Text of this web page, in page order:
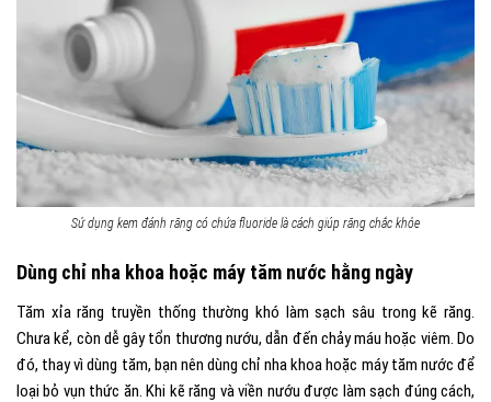
Sử dụng kem đánh răng có chứa fluoride là cách giúp răng chắc khỏe
Dùng chỉ nha khoa hoặc máy tăm nước hằng ngày
Tăm xỉa răng truyền thống thường khó làm sạch sâu trong kẽ răng.
Chưa kể, còn dễ gây tổn thương nướu, dẫn đến chảy máu hoặc viêm. Do
đó, thay vì dùng tăm, bạn nên dùng chỉ nha khoa hoặc máy tăm nước để
loại bỏ vụn thức ăn. Khi kẽ răng và viền nướu được làm sạch đúng cách,